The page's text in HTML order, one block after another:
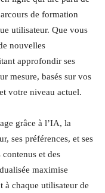
de formation
utilisateur. Que vous
nouvelles
approfondir ses
mesure, basés sur vos
votre niveau actuel.
grâce à l’IA, la
ses préférences, et ses
et des
maximise
à chaque utilisateur de